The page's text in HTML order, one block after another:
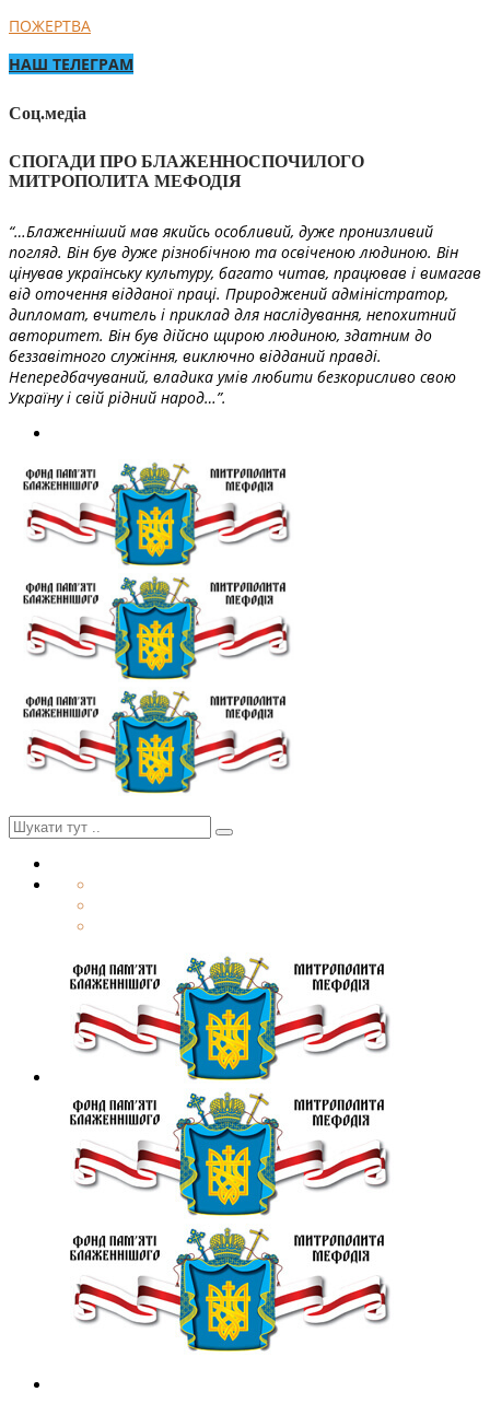
ПОЖЕРТВА
НАШ ТЕЛЕГРАМ
Соц.медіа
СПОГАДИ ПРО БЛАЖЕННОСПОЧИЛОГО
МИТРОПОЛИТА МЕФОДІЯ
“…Блаженніший мав якийсь особливий, дуже пронизливий
погляд. Він був дуже різнобічною та освіченою людиною. Він
цінував українську культуру, багато читав, працював і вимагав
від оточення відданої праці. Природжений адміністратор,
дипломат, вчитель і приклад для наслідування, непохитний
авторитет. Він був дійсно щирою людиною, здатним до
беззавітного служіння, виключно відданий правді.
Непередбачуваний, владика умів любити безкорисливо свою
Україну і свій рідний народ…”.